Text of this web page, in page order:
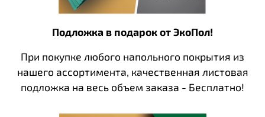
Подложка в подарок от ЭкоПол!
При покупке любого напольного покрытия из
нашего ассортимента, качественная листовая
подложка на весь объем заказа - Бесплатно!